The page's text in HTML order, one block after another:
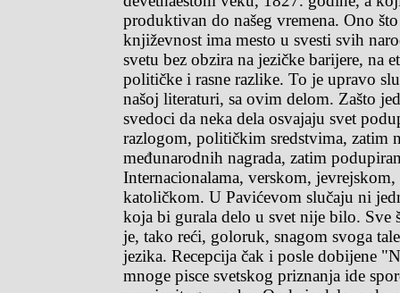
produktivan do našeg vremena. Ono
književnost ima mesto u svesti svih
svetu bez obzira na jezičke barijere, na
političke i rasne razlike. To je upravo
našoj literaturi, sa ovim delom. Zašto
svedoci da neka dela osvajaju svet
razlogom, političkim sredstvima, zatim
međunarodnih nagrada, zatim
Internacionalama, verskom,
katoličkom. U Pavićevom slučaju ni
koja bi gurala delo u svet nije bilo. Sve
je, tako reći, goloruk, snagom svoga
jezika. Recepcija čak i posle dobijene
mnoge pisce svetskog priznanja ide